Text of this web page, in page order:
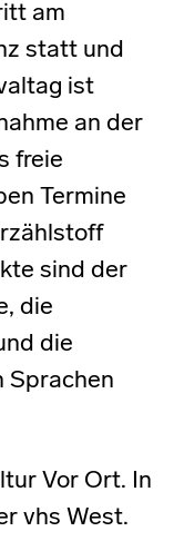
am
statt und
ist
an der
freie
Termine
sind der
die
die
Sprachen
Vor Ort. In
vhs West.